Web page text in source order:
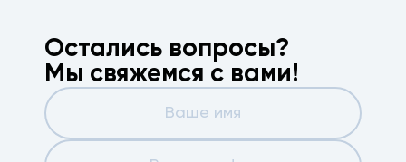
Остались вопросы?
Мы свяжемся с вами!